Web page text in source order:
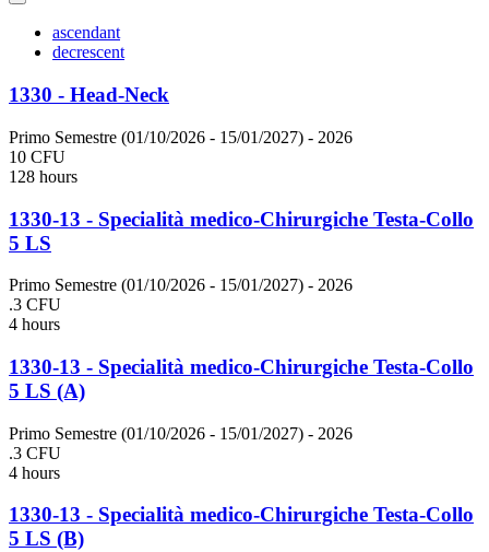
ascendant
decrescent
1330 - Head-Neck
Primo Semestre (01/10/2026 - 15/01/2027) - 2026
10 CFU
128 hours
1330-13 - Specialità medico-Chirurgiche Testa-Collo
5 LS
Primo Semestre (01/10/2026 - 15/01/2027) - 2026
.3 CFU
4 hours
1330-13 - Specialità medico-Chirurgiche Testa-Collo
5 LS (A)
Primo Semestre (01/10/2026 - 15/01/2027) - 2026
.3 CFU
4 hours
1330-13 - Specialità medico-Chirurgiche Testa-Collo
5 LS (B)